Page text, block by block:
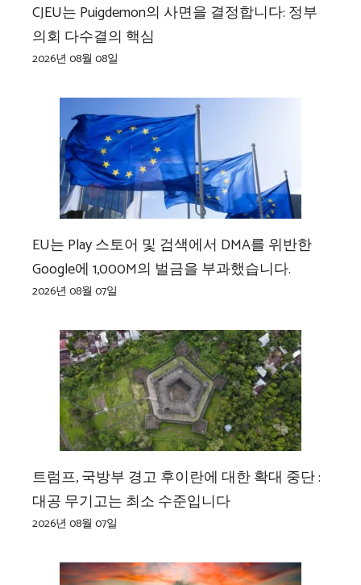
CJEU는 Puigdemon의 사면을 결정합니다: 정부
의회 다수결의 핵심
2026년 08월 08일
EU는 Play 스토어 및 검색에서 DMA를 위반한
Google에 1,000M의 벌금을 부과했습니다.
2026년 08월 07일
트럼프, 국방부 경고 후이란에 대한 확대 중단 :
대공 무기고는 최소 수준입니다
2026년 08월 07일